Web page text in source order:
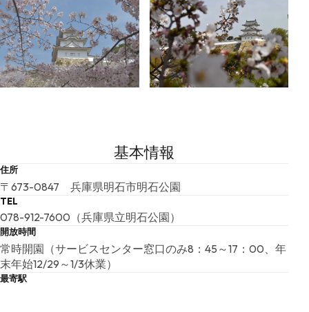
基本情報
住所
〒673-0847 兵庫県明石市明石公園
TEL
078-912-7600（兵庫県立明石公園）
開放時間
常時開園（サービスセンター窓口のみ8：45～17：00、年
末年始12/29～1/3休業）
最寄駅